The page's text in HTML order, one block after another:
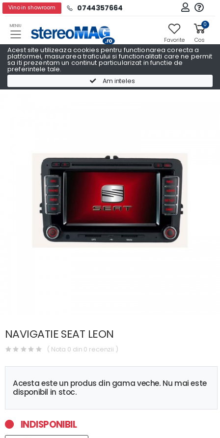
Acest site utilizeaza cookies pentru functionarea corecta a
platformei, masurarea traficului si functionalitati care ne permit
sa iti prezentam un continut particularizat in functie de
preferintele tale.
Am inteles
Vino in showroom 0744357664
MENIU
Favorite
0
Cos
Navigatii Auto Dedicate Navigatii Auto Dedicate SEAT
NAVIGATIE SEAT LEON
( Nota 0 din 0 recenzii )
Acesta este un produs din gama veche. Nu mai este
disponibil in stoc.
INDISPONIBIL